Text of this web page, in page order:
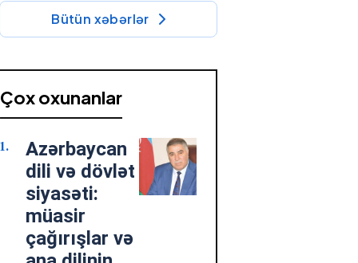
narahatdır?
"Qaçaq Süleyman" romanı tarixi-
kimi
Cəmiyyət - 10:34
Fazil Mustafadan hadisə kimi
MÜSAHİBƏ: “Onlar səadəti
Mehdinin zühurunda axtarır”
Cəmiyyət - 07 Avqust 2026 18:45
Bütün xəbərlər
Çox oxunanlar
Azərbaycan
dili və dövlət
siyasəti:
müasir
çağırışlar və